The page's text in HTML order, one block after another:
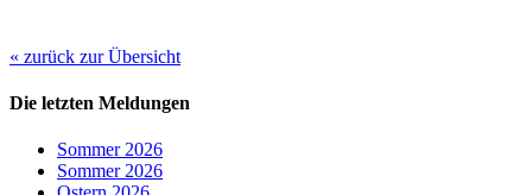
« zurück zur Übersicht
Die letzten Meldungen
Sommer 2026
Sommer 2026